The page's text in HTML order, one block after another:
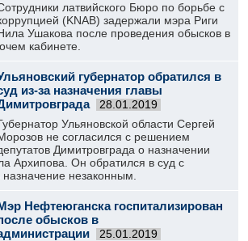
латвийского Бюро по борьбе с
(KNAB) задержали мэра Риги
Ушакова после проведения обысков в
кабинете.
губернатор обратился в
из-за назначения главы
28.01.2019
Ульяновской области Сергей
не согласился с решением
Димитровграда о назначении
Архипова. Он обратился в суд с
незаконным.
Нефтеюганска госпитализирован
обысков в
25.01.2019